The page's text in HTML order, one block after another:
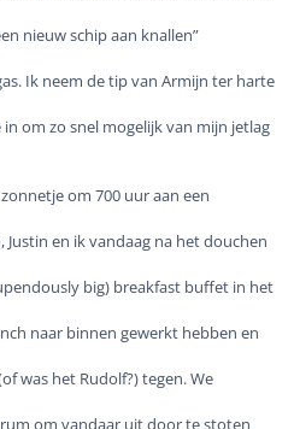
nieuw schip aan knallen”
Ik neem de tip van Armijn ter harte
om zo snel mogelijk van mijn jetlag
om 700 uur aan een
Justin en ik vandaag na het douchen
big) breakfast buffet in het
naar binnen gewerkt hebben en
was het Rudolf?) tegen. We
om vandaar uit door te stoten